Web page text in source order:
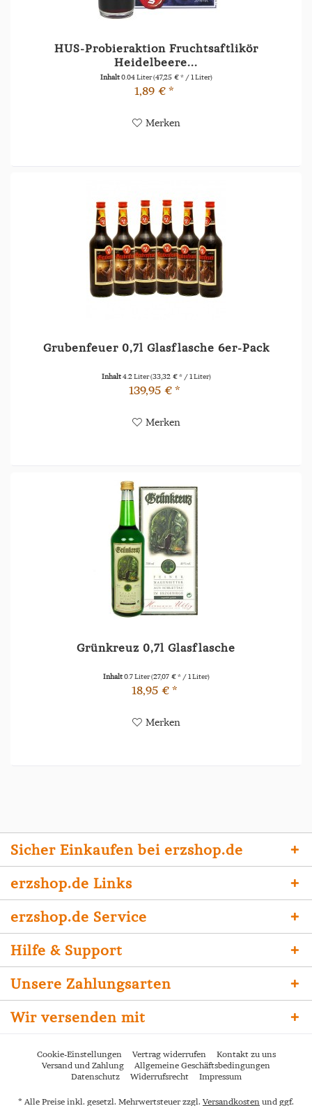
HUS-Probieraktion Fruchtsaftlikör
Heidelbeere...
Inhalt0.04 Liter(47,25 € * / 1 Liter)
1,89 € *
Merken
Grubenfeuer 0,7l Glasflasche 6er-Pack
Inhalt4.2 Liter(33,32 € * / 1 Liter)
139,95 € *
Merken
Grünkreuz 0,7l Glasflasche
Inhalt0.7 Liter(27,07 € * / 1 Liter)
18,95 € *
Merken
Sicher Einkaufen bei erzshop.de
erzshop.de Links
erzshop.de Service
Hilfe & Support
Unsere Zahlungsarten
Wir versenden mit
Cookie-Einstellungen Vertrag widerrufen
Kontakt zu uns
Versand und Zahlung
Allgemeine Geschäftsbedingungen
Datenschutz
Widerrufsrecht Impressum
* Alle Preise inkl. gesetzl. Mehrwertsteuer zzgl. Versandkosten und ggf.